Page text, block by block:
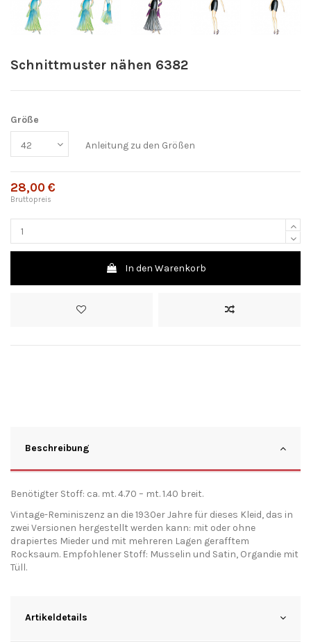
Schnittmuster nähen 6382
Größe
Anleitung zu den Größen
28,00 €
Bruttopreis
In den Warenkorb
Beschreibung
Benötigter Stoff: ca. mt. 4.70 – mt. 1.40 breit.
Vintage-Reminiszenz an die 1930er Jahre für dieses Kleid, das in
zwei Versionen hergestellt werden kann: mit oder ohne
drapiertes Mieder und mit mehreren Lagen gerafftem
Rocksaum. Empfohlener Stoff: Musselin und Satin, Organdie mit
Tüll.
Artikeldetails